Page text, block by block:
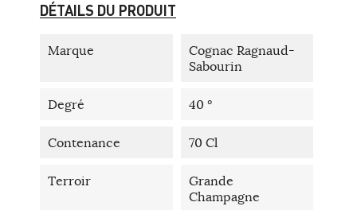
DÉTAILS DU PRODUIT
Marque
Cognac Ragnaud-
Sabourin
Degré 40 °
Contenance 70 Cl
Terroir
Grande
Champagne